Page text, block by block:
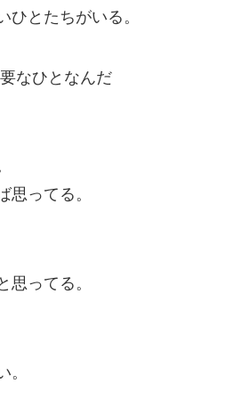
ひとたちがいる。
なひとなんだ
思ってる。
思ってる。
。